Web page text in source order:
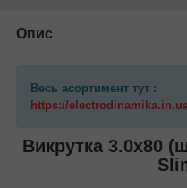
Опис
Весь асортимент тут :
https://
Викрутка 3.0х80